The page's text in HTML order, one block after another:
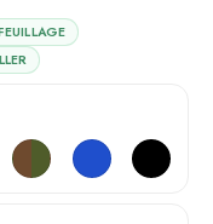
MilitaireBleu Noir